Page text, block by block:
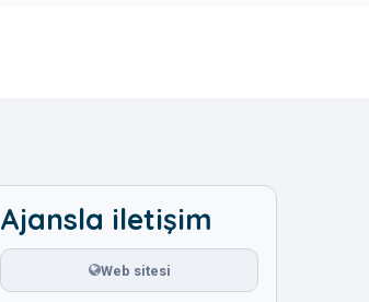
Ajansla iletişim
Web sitesi